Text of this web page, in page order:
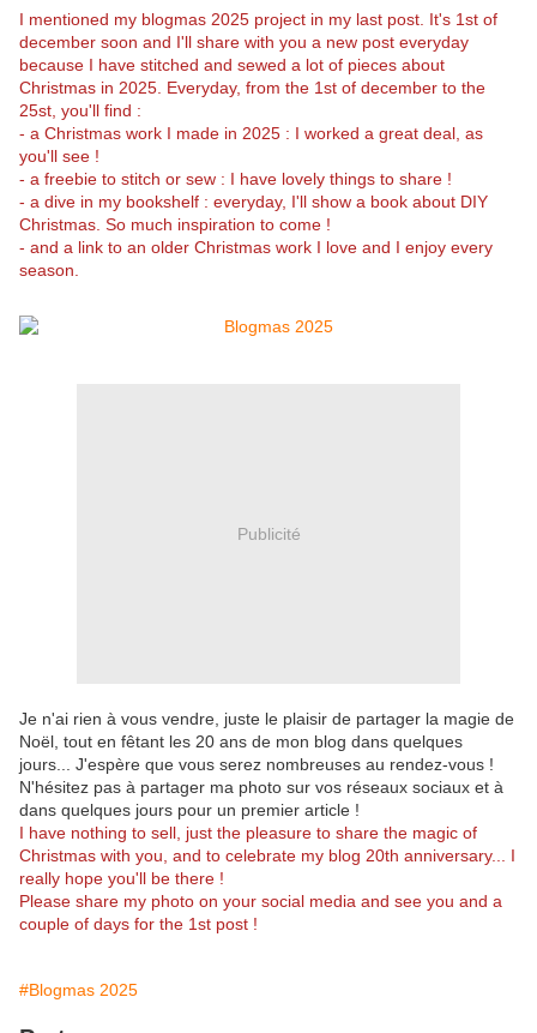
I mentioned my blogmas 2025 project in my last post. It's 1st of
december soon and I'll share with you a new post everyday
because I have stitched and sewed a lot of pieces about
Christmas in 2025. Everyday, from the 1st of december to the
25st, you'll find :
- a Christmas work I made in 2025 : I worked a great deal, as
you'll see !
- a freebie to stitch or sew : I have lovely things to share !
- a dive in my bookshelf : everyday, I'll show a book about DIY
Christmas. So much inspiration to come !
- and a link to an older Christmas work I love and I enjoy every
season.
Publicité
Je n'ai rien à vous vendre, juste le plaisir de partager la magie de
Noël, tout en fêtant les 20 ans de mon blog dans quelques
jours... J'espère que vous serez nombreuses au rendez-vous !
N'hésitez pas à partager ma photo sur vos réseaux sociaux et à
dans quelques jours pour un premier article !
I have nothing to sell, just the pleasure to share the magic of
Christmas with you, and to celebrate my blog 20th anniversary... I
really hope you'll be there !
Please share my photo on your social media and see you and a
couple of days for the 1st post !
#Blogmas 2025